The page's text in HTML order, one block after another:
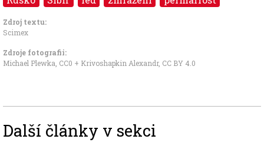
Zdroj textu:
Scimex
Zdroje fotografii:
Michael Plewka CC0 + Krivoshapkin Alexandr, CC BY 4.0
Další články v sekci